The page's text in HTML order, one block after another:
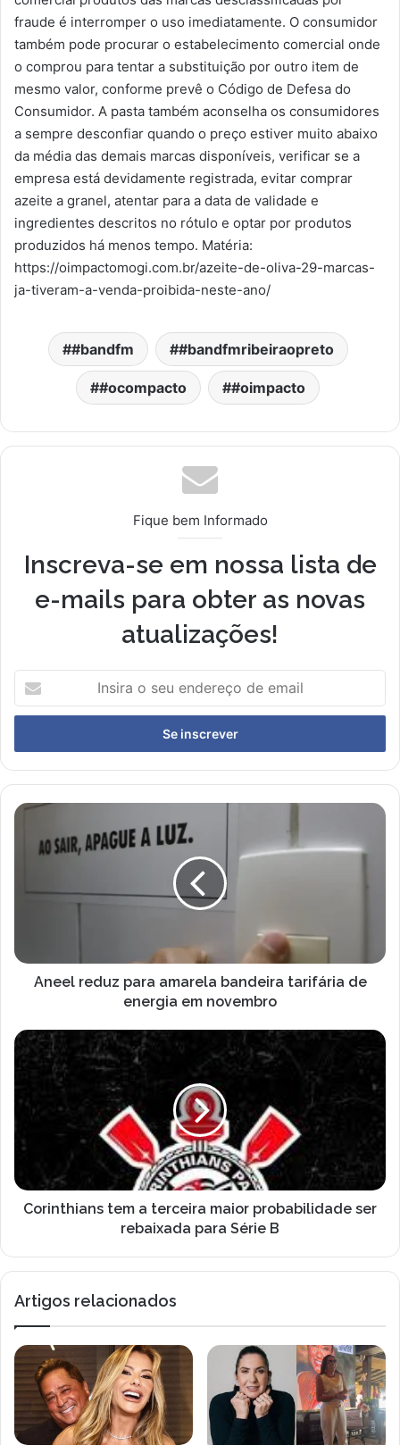
fraude é interromper o uso imediatamente. O consumidor
também pode procurar o estabelecimento comercial onde
o comprou para tentar a substituição por outro item de
mesmo valor, conforme prevê o Código de Defesa do
Consumidor. A pasta também aconselha os consumidores
a sempre desconfiar quando o preço estiver muito abaixo
da média das demais marcas disponíveis, verificar se a
empresa está devidamente registrada, evitar comprar
azeite a granel, atentar para a data de validade e
ingredientes descritos no rótulo e optar por produtos
produzidos há menos tempo. Matéria:
https://oimpactomogi.com.br/azeite-de-oliva-29-marcas-
ja-tiveram-a-venda-proibida-neste-ano/
#bandfm #bandfmribeiraopreto
#ocompacto #oimpacto
Fique bem Informado
Inscreva-se em nossa lista de
e-mails para obter as novas
atualizações!
Insira
seu
de
email
Aneel
em
novembro
Aneel reduz para amarela bandeira tarifária de
energia em novembro
Corinthians
tem
maior
probabilidade
ser
para
Série
Corinthians tem a terceira maior probabilidade ser
rebaixada para Série B
Artigos relacionados